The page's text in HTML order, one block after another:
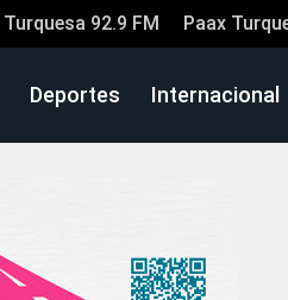
Turquesa 92.9 FM Paax
Deportes Internacional